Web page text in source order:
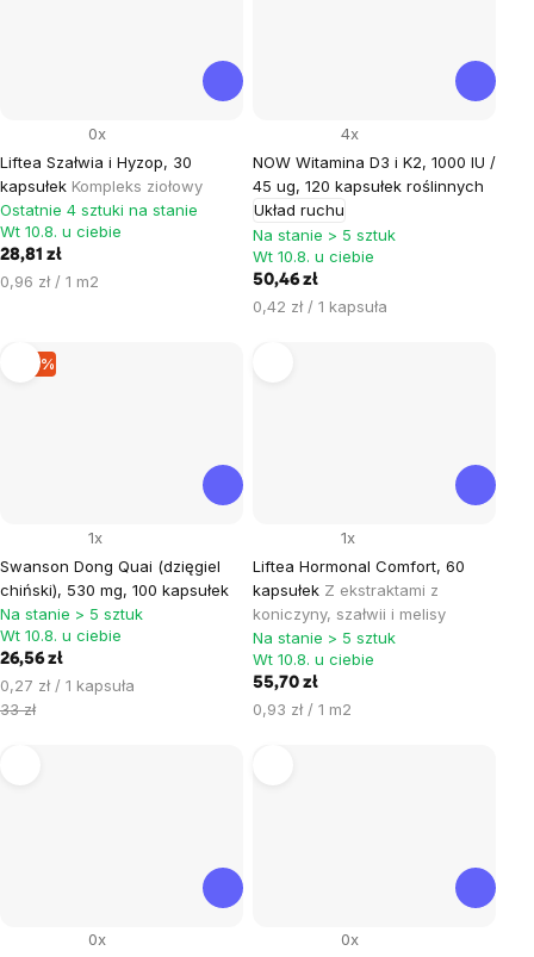
Liftea Szałwia i Hyzop, 30
kapsułek Kompleks ziołowy
0x
Ostatnie 4 sztuki na stanie
Wt 10.8. u ciebie
28,81 zł
Cena
0,96 zł / 1 m2
NOW Witamina D3 i K2, 1000 IU /
45 ug, 120 kapsułek roślinnych
Układ ruchu
4x
Na stanie > 5 sztuk
Wt 10.8. u ciebie
50,46 zł
Cena
0,42 zł / 1 kapsuła
–19 %
Swanson Dong Quai (dzięgiel
chiński), 530 mg, 100 kapsułek
1x
Na stanie > 5 sztuk
Wt 10.8. u ciebie
26,56 zł
Cena
jednostkowa:
0,27 zł / 1 kapsuła
33 zł
Liftea Hormonal Comfort, 60
kapsułek Z ekstraktami z
koniczyny, szałwii i melisy
1x
Na stanie > 5 sztuk
Wt 10.8. u ciebie
55,70 zł
Cena
0,93 zł / 1 m2
0x 0x